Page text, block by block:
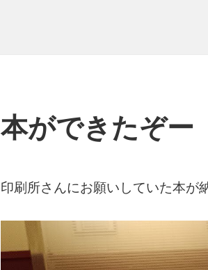
本ができたぞー
印刷所さんにお願いしていた本